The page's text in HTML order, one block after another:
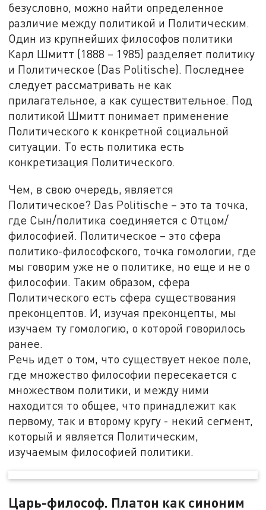
безусловно, можно найти определенное
различие между политикой и Политическим.
Один из крупнейших философов политики
Карл Шмитт (1888 – 1985) разделяет политику
и Политическое (Das Politische). Последнее
следует рассматривать не как
прилагательное, а как существительное. Под
политикой Шмитт понимает применение
Политического к конкретной социальной
ситуации. То есть политика есть
конкретизация Политического.
Чем, в свою очередь, является
Политическое? Das Politische – это та точка,
где Сын/политика соединяется с Отцом/
философией. Политическое – это сфера
политико-философского, точка гомологии, где
мы говорим уже не о политике, но еще и не о
философии. Таким образом, сфера
Политического есть сфера существования
преконцептов. И, изучая преконцепты, мы
изучаем ту гомологию, о которой говорилось
ранее.
Речь идет о том, что существует некое поле,
где множество философии пересекается с
множеством политики, и между ними
находится то общее, что принадлежит как
первому, так и второму кругу - некий сегмент,
который и является Политическим,
изучаемым философией политики.
Царь-философ. Платон как синоним